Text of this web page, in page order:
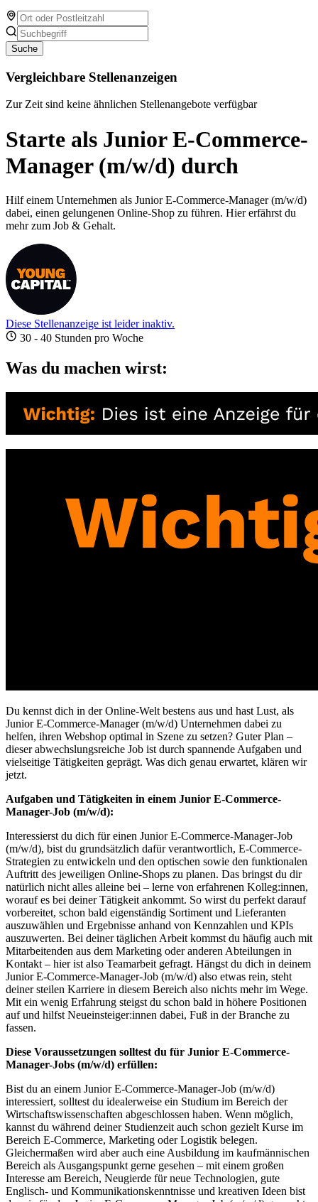
Suche
Vergleichbare Stellenanzeigen
Zur Zeit sind keine ähnlichen Stellenangebote verfügbar
Starte als Junior E-Commerce-
Manager (m/w/d) durch
Hilf einem Unternehmen als Junior E-Commerce-Manager (m/w/d)
dabei, einen gelungenen Online-Shop zu führen. Hier erfährst du
mehr zum Job & Gehalt.
Diese Stellenanzeige ist leider inaktiv.
30 - 40 Stunden pro Woche
Was du machen wirst:
Du kennst dich in der Online-Welt bestens aus und hast Lust, als
Junior E-Commerce-Manager (m/w/d) Unternehmen dabei zu
helfen, ihren Webshop optimal in Szene zu setzen? Guter Plan –
dieser abwechslungsreiche Job ist durch spannende Aufgaben und
vielseitige Tätigkeiten geprägt. Was dich genau erwartet, klären wir
jetzt.
Aufgaben und Tätigkeiten in einem Junior E-Commerce-
Manager-Job (m/w/d):
Interessierst du dich für einen Junior E-Commerce-Manager-Job
(m/w/d), bist du grundsätzlich dafür verantwortlich, E-Commerce-
Strategien zu entwickeln und den optischen sowie den funktionalen
Auftritt des jeweiligen Online-Shops zu planen. Das bringst du dir
natürlich nicht alles alleine bei – lerne von erfahrenen Kolleg:innen,
worauf es bei deiner Tätigkeit ankommt. So wirst du perfekt darauf
vorbereitet, schon bald eigenständig Sortiment und Lieferanten
auszuwählen und Ergebnisse anhand von Kennzahlen und KPIs
auszuwerten. Bei deiner täglichen Arbeit kommst du häufig auch mit
Mitarbeitenden aus dem Marketing oder anderen Abteilungen in
Kontakt – hier ist also Teamarbeit gefragt. Hängst du dich in deinem
Junior E-Commerce-Manager-Job (m/w/d) also etwas rein, steht
deiner steilen Karriere in diesem Bereich also nichts mehr im Wege.
Mit ein wenig Erfahrung steigst du schon bald in höhere Positionen
auf und hilfst Neueinsteiger:innen dabei, Fuß in der Branche zu
fassen.
Diese Voraussetzungen solltest du für Junior E-Commerce-
Manager-Jobs (m/w/d) erfüllen:
Bist du an einem Junior E-Commerce-Manager-Job (m/w/d)
interessiert, solltest du idealerweise ein Studium im Bereich der
Wirtschaftswissenschaften abgeschlossen haben. Wenn möglich,
kannst du während deiner Studienzeit auch schon gezielt Kurse im
Bereich E-Commerce, Marketing oder Logistik belegen.
Gleichermaßen wird aber auch eine Ausbildung im kaufmännischen
Bereich als Ausgangspunkt gerne gesehen – mit einem großen
Interesse am Bereich, Neugierde für neue Technologien, gute
Englisch- und Kommunikationskenntnisse und kreativen Ideen bist